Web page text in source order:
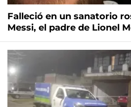
Falleció en un sanatorio
Messi, el padre de Lionel